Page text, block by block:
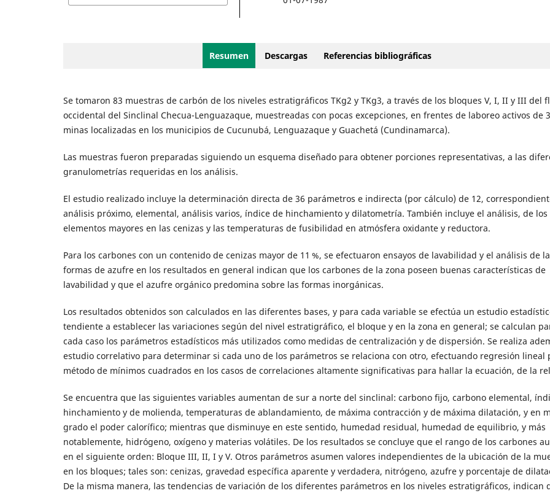
Resumen Descargas Referencias bibliográficas
Se tomaron 83 muestras de carbón de los niveles estratigráficos TKg2 y TKg3, a través de los bloques V, I, II y III del
occidental del Sinclinal Checua-Lenguazaque, muestreadas con pocas excepciones, en frentes de laboreo activos de
minas localizadas en los municipios de Cucunubá, Lenguazaque y Guachetá (Cundinamarca).
Las muestras fueron preparadas siguiendo un esquema diseñado para obtener porciones representativas, a las
granulometrías requeridas en los análisis.
El estudio realizado incluye la determinación directa de 36 parámetros e indirecta (por cálculo) de 12,
análisis próximo, elemental, análisis varios, índice de hinchamiento y dilatometría. También incluye el análisis, de los
elementos mayores en las cenizas y las temperaturas de fusibilidad en atmósfera oxidante y reductora.
Para los carbones con un contenido de cenizas mayor de 11 %, se efectuaron ensayos de lavabilidad y el análisis de
formas de azufre en los resultados en general indican que los carbones de la zona poseen buenas características de
lavabilidad y que el azufre orgánico predomina sobre las formas inorgánicas.
Los resultados obtenidos son calculados en las diferentes bases, y para cada variable se efectúa un estudio
tendiente a establecer las variaciones según del nivel estratigráfico, el bloque y en la zona en general; se calculan
cada caso los parámetros estadísticos más utilizados como medidas de centralización y de dispersión. Se realiza
estudio correlativo para determinar si cada uno de los parámetros se relaciona con otro, efectuando regresión lineal
método de mínimos cuadrados en los casos de correlaciones altamente significativas para hallar la ecuación, de la
Se encuentra que las siguientes variables aumentan de sur a norte del sinclinal: carbono fijo, carbono elemental,
hinchamiento y de molienda, temperaturas de ablandamiento, de máxima contracción y de máxima dilatación, y en
grado el poder calorífico; mientras que disminuye en este sentido, humedad residual, humedad de equilibrio, y más
notablemente, hidrógeno, oxígeno y materias volátiles. De los resultados se concluye que el rango de los carbones
en el siguiente orden: Bloque III, II, I y V. Otros parámetros asumen valores independientes de la ubicación de la
en los bloques; tales son: cenizas, gravedad específica aparente y verdadera, nitrógeno, azufre y porcentaje de
De la misma manera, las tendencias de variación de los diferentes parámetros en los niveles estratigráficos, indican